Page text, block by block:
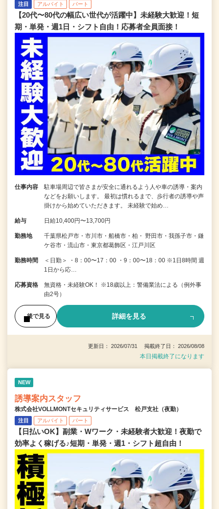
注目 アルバイト パート
【20代〜80代の幅広い世代が活躍中】未経験大歓迎！短
期・単発・週1日・シフト自由！応募者全員面接！
仕事内容
駐車場周辺で皆さまが安全に通れるよう人や車の誘導・案内
などをお願いします。 最初は慣れるまで、歩行者の誘導や声
掛けから始めていただきます。 未経験で始め…
給与 日給10,400円〜13,700円
勤務地
千葉県松戸市・市川市・船橋市・柏・ 野田市・我孫子市・鎌
ケ谷市・流山市・東京都葛飾区・江戸川区
勤務時間
＜日勤＞ ・8：00〜17：00 ・9：00〜18：00 ※1日8時間 週
1日から応…
応募資格
無資格・未経験OK！ ※18歳以上：警備業法による（例外事
由2号）
後で見る 詳細を見る
更新日： 2026/07/31 掲載終了日： 2026/08/08
本日掲載終了になります
NEW
誘導案内スタッフ
株式会社VOLLMONTセキュリティサービス 松戸支社（夜勤）
注目 アルバイト パート
【日払いOK】副業・Wワーク・未経験者大歓迎！夜勤で
効率よく稼げる♪短期・単発・週1・シフト超自由！